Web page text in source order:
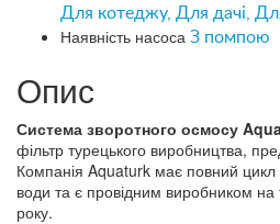
Для котеджу, Для дачі,
Наявність насоса З помпою
Опис
Система зворотного осмосу
фільтр турецького виробництва,
Компанія Aquaturk має повний цикл
води та є провідним виробником на
року.